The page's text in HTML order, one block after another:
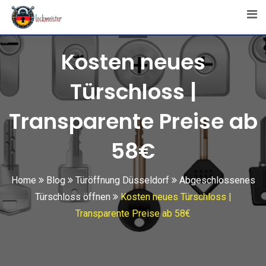
Skip
content
Kosten neues
Türschloss |
Transparente Preise ab
58€
Home Blog Türöffnung Düsseldorf
Abgeschlossenes
Türschloss öffnen
Kosten neues Türschloss |
Transparente Preise ab 58€